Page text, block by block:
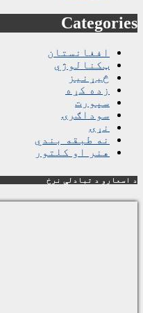
Categories
افغانستان
ټکنالوژي
څیړنیز
زده کړه
سپورت
سوداګرۍ
نړۍ
نه طبقه بندي
هنر او کلتور
د اسعارو د تبادلې نرخ